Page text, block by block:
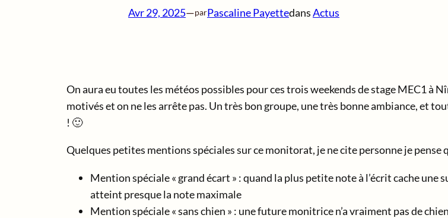
Avr 29, 2025—parPascaline PayettedansActus
On aura eu toutes les météos possibles pour ces trois weekends de stage MEC1 à
motivés et on ne les arrête pas. Un très bon groupe, une très bonne ambiance, et
! 🙂
Quelques petites mentions spéciales sur ce monitorat, je ne cite personne je pense
Mention spéciale « grand écart » : quand la plus petite note à l’écrit cache
atteint presque la note maximale
Mention spéciale « sans chien » : une future monitrice n’a vraiment pas de